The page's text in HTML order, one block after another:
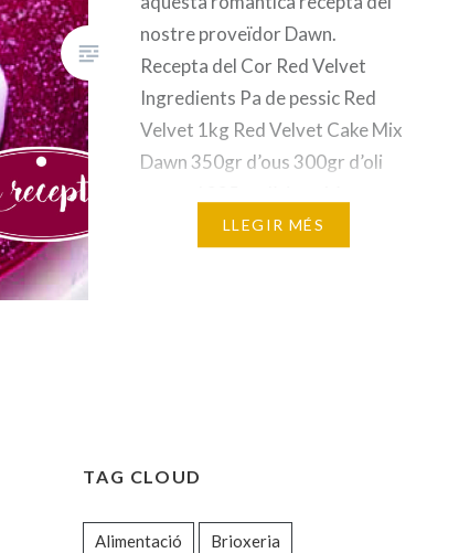
nostre proveïdor Dawn.
Recepta del Cor Red Velvet
Ingredients Pa de pessic Red
Velvet 1kg Red Velvet Cake Mix
Dawn 350gr d’ous 300gr d’oli
de magrana 100gr Fond Neutre
LLEGIR MÉS
TAG CLOUD
Alimentació Brioxeria